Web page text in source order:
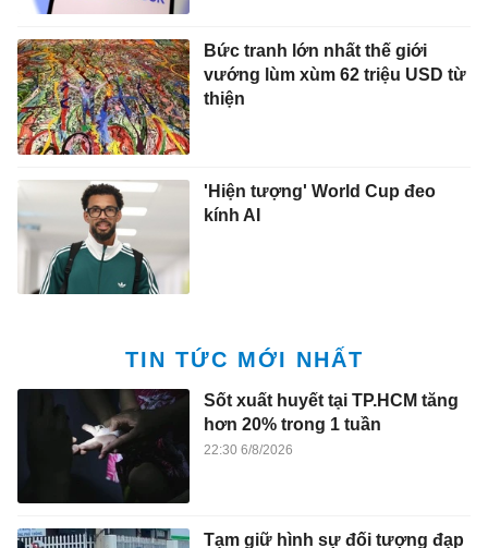
Bức tranh lớn nhất thế giới
vướng lùm xùm 62 triệu USD từ
thiện
'Hiện tượng' World Cup đeo
kính AI
TIN TỨC MỚI NHẤT
Sốt xuất huyết tại TP.HCM tăng
hơn 20% trong 1 tuần
22:30 6/8/2026
Tạm giữ hình sự đối tượng đạp